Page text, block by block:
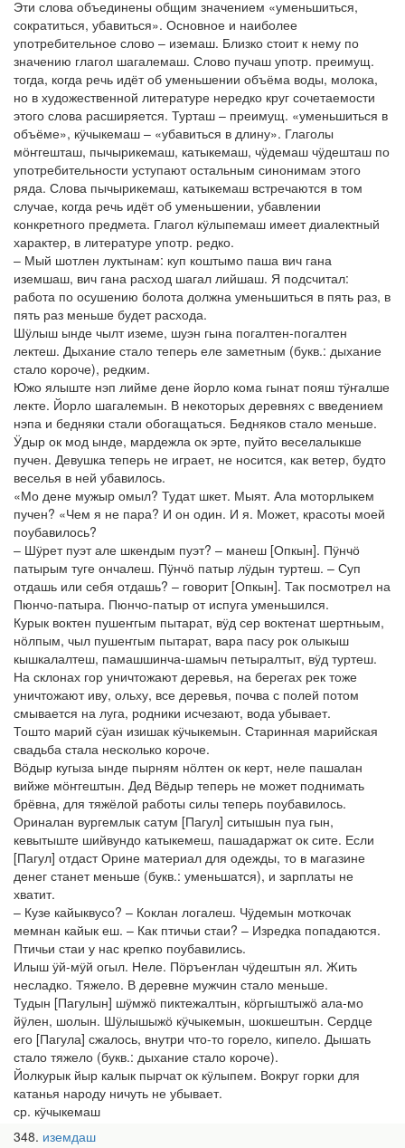
Эти слова объединены общим значением «уменьшиться,
сократиться, убавиться». Основное и наиболее
употребительное слово – иземаш. Близко стоит к нему по
значению глагол шагалемаш. Слово пучаш употр. преимущ.
тогда, когда речь идёт об уменьшении объёма воды, молока,
но в художественной литературе нередко круг сочетаемости
этого слова расширяется. Турташ – преимущ. «уменьшиться в
объёме», кӱчыкемаш – «убавиться в длину». Глаголы
мӧҥгешташ, пычырикемаш, катыкемаш, чӱдемаш чӱдешташ по
употребительности уступают остальным синонимам этого
ряда. Слова пычырикемаш, катыкемаш встречаются в том
случае, когда речь идёт об уменьшении, убавлении
конкретного предмета. Глагол кӱлыпемаш имеет диалектный
характер, в литературе употр. редко.
– Мый шотлен луктынам: куп коштымо паша вич гана
иземшаш, вич гана расход шагал лийшаш. Я подсчитал:
работа по осушению болота должна уменьшиться в пять раз, в
пять раз меньше будет расхода.
Шӱлыш ынде чылт иземе, шуэн гына погалтен-погалтен
лектеш. Дыхание стало теперь еле заметным (букв.: дыхание
стало короче), редким.
Южо ялыште нэп лийме дене йорло кома гынат пояш тӱҥалше
лекте. Йорло шагалемын. В некоторых деревнях с введением
нэпа и бедняки стали обогащаться. Бедняков стало меньше.
Ӱдыр ок мод ынде, мардежла ок эрте, пуйто веселалыкше
пучен. Девушка теперь не играет, не носится, как ветер, будто
веселья в ней убавилось.
«Мо дене мужыр омыл? Тудат шкет. Мыят. Ала моторлыкем
пучен? «Чем я не пара? И он один. И я. Может, красоты моей
поубавилось?
– Шӱрет пуэт але шкендым пуэт? – манеш [Опкын]. Пӱнчӧ
патырым туге ончалеш. Пӱнчӧ патыр лӱдын туртеш. – Суп
отдашь или себя отдашь? – говорит [Опкын]. Так посмотрел на
Пюнчо-патыра. Пюнчо-патыр от испуга уменьшился.
Курык воктен пушеҥгым пытарат, вӱд сер воктенат шертньым,
нӧлпым, чыл пушеҥгым пытарат, вара пасу рок олыкыш
кышкалалтеш, памашшинча-шамыч петыралтыт, вӱд туртеш.
На склонах гор уничтожают деревья, на берегах рек тоже
уничтожают иву, ольху, все деревья, почва с полей потом
смывается на луга, родники исчезают, вода убывает.
Тошто марий сӱан изишак кӱчыкемын. Старинная марийская
свадьба стала несколько короче.
Вӧдыр кугыза ынде пырням нӧлтен ок керт, неле пашалан
вийже мӧҥгештын. Дед Вёдыр теперь не может поднимать
брёвна, для тяжёлой работы силы теперь поубавилось.
Ориналан вургемлык сатум [Пагул] ситышын пуа гын,
кевытыште шийвундо катыкемеш, пашадаржат ок сите. Если
[Пагул] отдаст Орине материал для одежды, то в магазине
денег станет меньше (букв.: уменьшатся), и зарплаты не
хватит.
– Кузе кайыквусо? – Коклан логалеш. Чӱдемын моткочак
мемнан кайык еш. – Как птичьи стаи? – Изредка попадаются.
Птичьи стаи у нас крепко поубавились.
Илыш ӱй-мӱй огыл. Неле. Пӧръеҥлан чӱдештын ял. Жить
несладко. Тяжело. В деревне мужчин стало меньше.
Тудын [Пагулын] шӱмжӧ пиктежалтын, кӧргыштыжӧ ала-мо
йӱлен, шолын. Шӱлышыжӧ кӱчыкемын, шокшештын. Сердце
его [Пагула] сжалось, внутри что-то горело, кипело. Дышать
стало тяжело (букв.: дыхание стало короче).
Йолкурык йыр калык пырчат ок кӱлыпем. Вокруг горки для
катанья народу ничуть не убывает.
ср. кӱчыкемаш
348 иземдаш